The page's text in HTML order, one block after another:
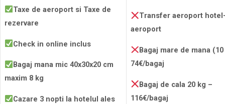
Taxe de aeroport si Taxe de
rezervare
Check in online inclus
Bagaj mana mic 40x30x20 cm
maxim 8 kg
Cazare 3 nopti la hotelul ales
Transfer aeroport
aeroport
Bagaj mare de mana
74€/bagaj
Bagaj de cala 20 kg –
116€/bagaj